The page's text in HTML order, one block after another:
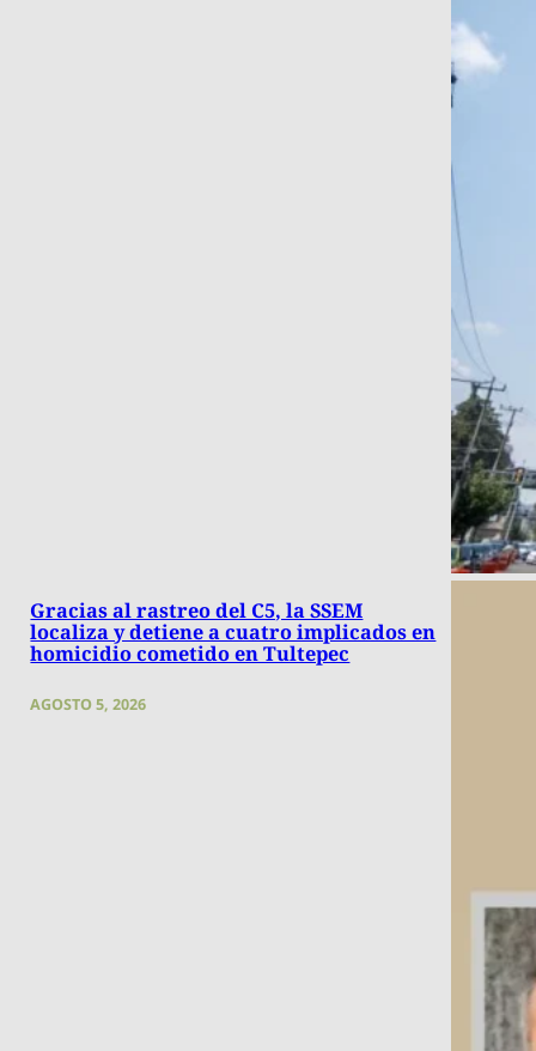
Gracias al rastreo del C5, la SSEM
localiza y detiene a cuatro implicados en
homicidio cometido en Tultepec
AGOSTO 5, 2026